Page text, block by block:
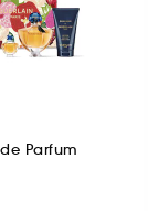
Parfum